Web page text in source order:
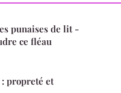
punaises de lit -
ce fléau
propreté et